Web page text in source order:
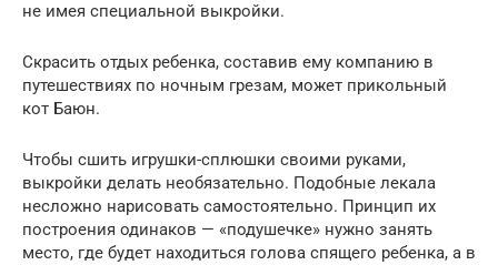
не имея специальной выкройки.
Скрасить отдых ребенка, составив ему компанию в
путешествиях по ночным грезам, может прикольный
кот Баюн.
Чтобы сшить игрушки-сплюшки своими руками,
выкройки делать необязательно. Подобные лекала
несложно нарисовать самостоятельно. Принцип их
построения одинаков — «подушечке» нужно занять
место, где будет находиться голова спящего ребенка, а в